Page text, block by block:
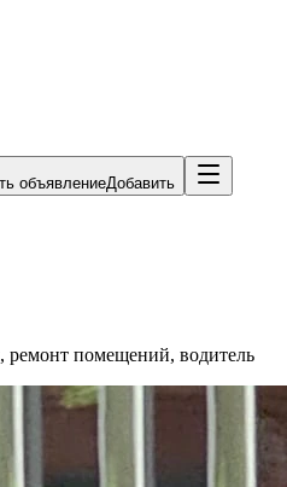
объявлениеДобавить
ремонт помещений, водитель